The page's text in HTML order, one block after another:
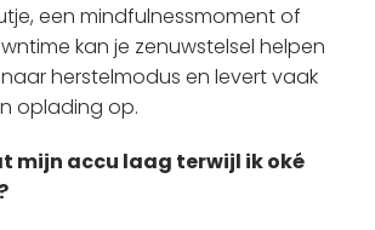
een mindfulnessmoment of
kan je zenuwstelsel helpen
herstelmodus en levert vaak
oplading op.
mijn accu laag terwijl ik oké